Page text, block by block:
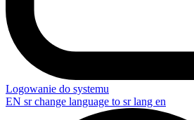
Logowanie do systemu
EN sr change language to sr lang en